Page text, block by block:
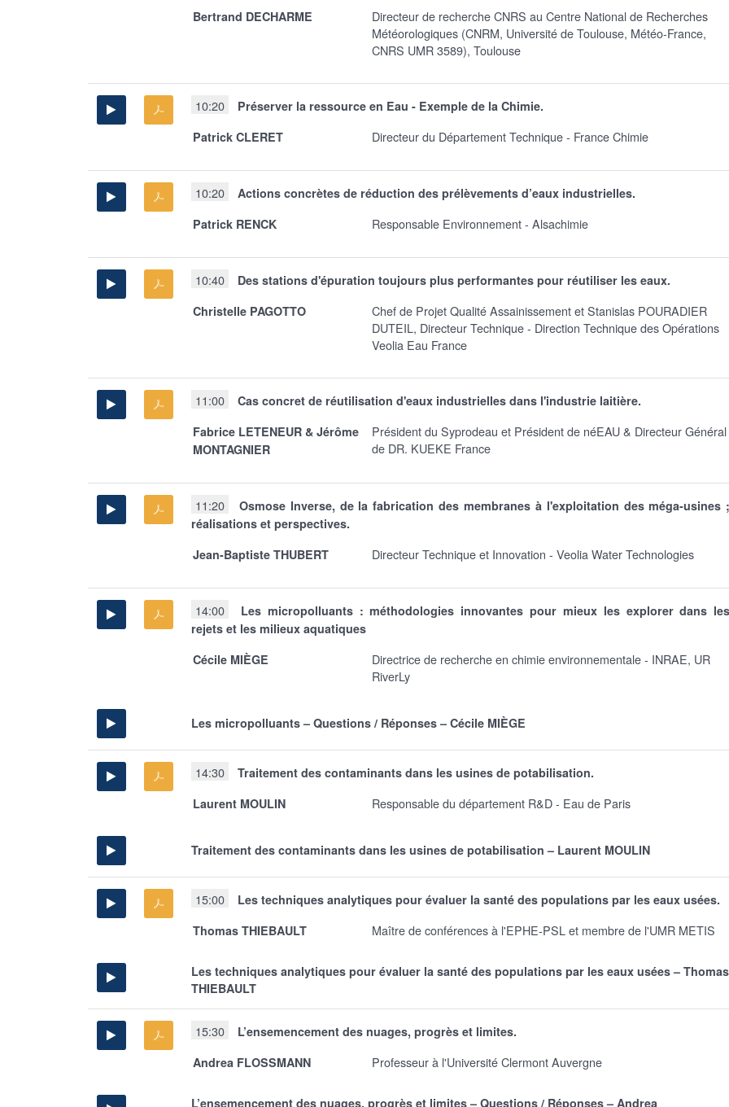
Bertrand DECHARME
Directeur de recherche CNRS au Centre National de Recherches
Météorologiques (CNRM, Université de Toulouse, Météo-France,
CNRS UMR 3589), Toulouse
10:20
Préserver la ressource en Eau - Exemple de la Chimie.
Patrick CLERET
Directeur du Département Technique - France Chimie
10:20
Actions concrètes de réduction des prélèvements d’eaux industrielles.
Patrick RENCK
Responsable Environnement - Alsachimie
10:40
Des stations d'épuration toujours plus performantes pour réutiliser les eaux.
Christelle PAGOTTO
Chef de Projet Qualité Assainissement et Stanislas POURADIER
DUTEIL, Directeur Technique - Direction Technique des Opérations
Veolia Eau France
11:00
Cas concret de réutilisation d'eaux industrielles dans l'industrie laitière.
Fabrice LETENEUR & Jérôme
MONTAGNIER
Président du Syprodeau et Président de néEAU & Directeur Général
de DR. KUEKE France
11:20
Osmose Inverse, de la fabrication des membranes à l'exploitation des méga-usines
réalisations et perspectives.
Jean-Baptiste THUBERT
Directeur Technique et Innovation - Veolia Water Technologies
14:00
Les micropolluants : méthodologies innovantes pour mieux les explorer dans
rejets et les milieux aquatiques
Cécile MIÈGE
Directrice de recherche en chimie environnementale - INRAE, UR
RiverLy
Les micropolluants – Questions / Réponses – Cécile MIÈGE
14:30
Traitement des contaminants dans les usines de potabilisation.
Laurent MOULIN
Responsable du département R&D - Eau de Paris
Traitement des contaminants dans les usines de potabilisation – Laurent MOULIN
15:00
Les techniques analytiques pour évaluer la santé des populations par les eaux usées.
Thomas THIEBAULT
Maître de conférences à l'EPHE-PSL et membre de l'UMR METIS
Les techniques analytiques pour évaluer la santé des populations par les eaux usées – Thomas
THIEBAULT
15:30
L’ensemencement des nuages, progrès et limites.
Andrea FLOSSMANN
Professeur à l'Université Clermont Auvergne
L’ensemencement des nuages, progrès et limites – Questions / Réponses – Andrea